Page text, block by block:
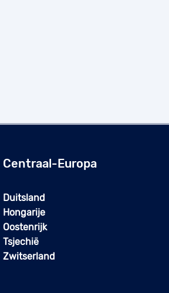
Centraal-Europa
Duitsland
Hongarije
Oostenrijk
Tsjechië
Zwitserland